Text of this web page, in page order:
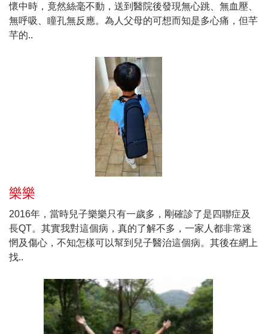
懷中時，竟然絲毫不動，送到醫院後發現無心跳、無血壓、
無呼吸、瞳孔無反應。為人父母的可想而知是多心痛，但芊
芊的..
樂樂
2016年，當時兒子樂樂只有一歲多，剛確診了是四聯症及
長QT。其實我對這個病，真的了解不多，一家人都非常迷
惘及傷心，不知怎樣可以幫到兒子醫治這個病。其後在網上
找..